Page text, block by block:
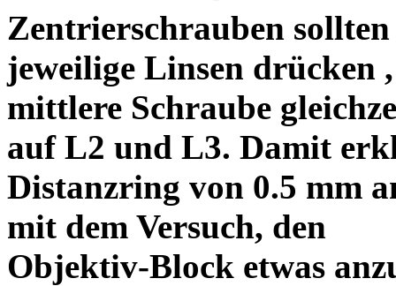
Zentrierschrauben
jeweilige Linsen drücken
mittlere Schraube
auf L2 und L3. Damit
Distanzring von 0.5 mm
mit dem Versuch, den
Objektiv-Block etwas